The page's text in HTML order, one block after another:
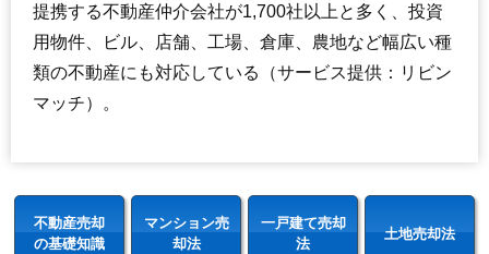
提携する不動産仲介会社が1,700社以上と多く、投資
用物件、ビル、店舗、工場、倉庫、農地など幅広い種
類の不動産にも対応している（サービス提供：リビン
マッチ）。
不動産売却
の基礎知識
マンション売
却法
一戸建て売却
法
土地売却法